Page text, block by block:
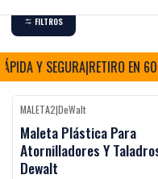
FILTROS
Y SEGURA|RETIRO EN
-30%OFF
MALETA2|DeWalt
Maleta Plástica Para
Atornilladores Y
Dewalt